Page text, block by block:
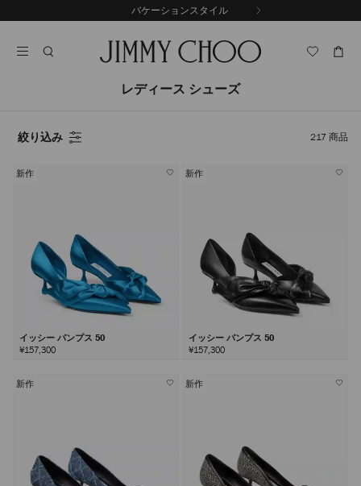
ン
ス
ラ
バケーションスタイル
レディース シューズ
絞り込み 217商品
新作
イッシー パンプス 50
¥157,300
新作
イッシー パンプス 50
¥157,300
新作 新作